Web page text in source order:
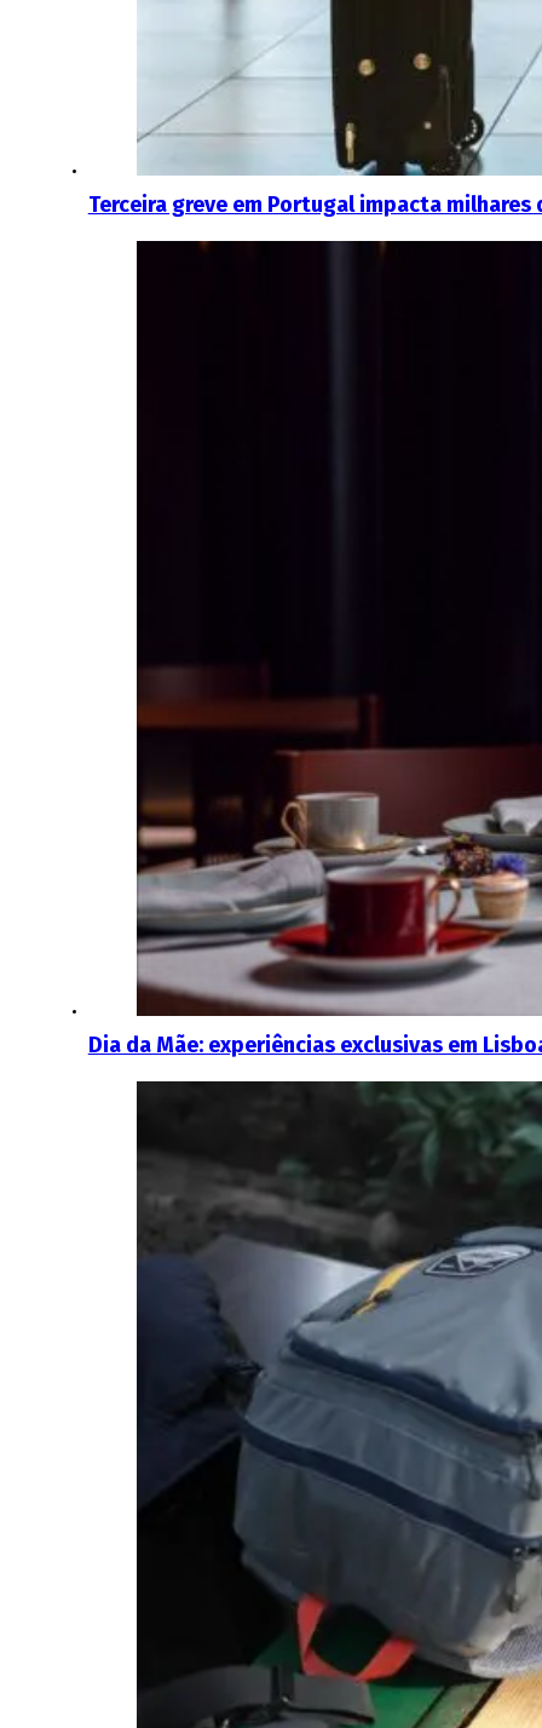
Terceira greve em Portugal impacta
Dia da Mãe: experiências exclusivas em